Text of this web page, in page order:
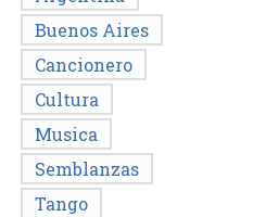
Buenos Aires
Cancionero
Cultura
Musica
Semblanzas
Tango